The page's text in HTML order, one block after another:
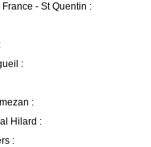
- St Quentin :
:
:
Hilard :
: